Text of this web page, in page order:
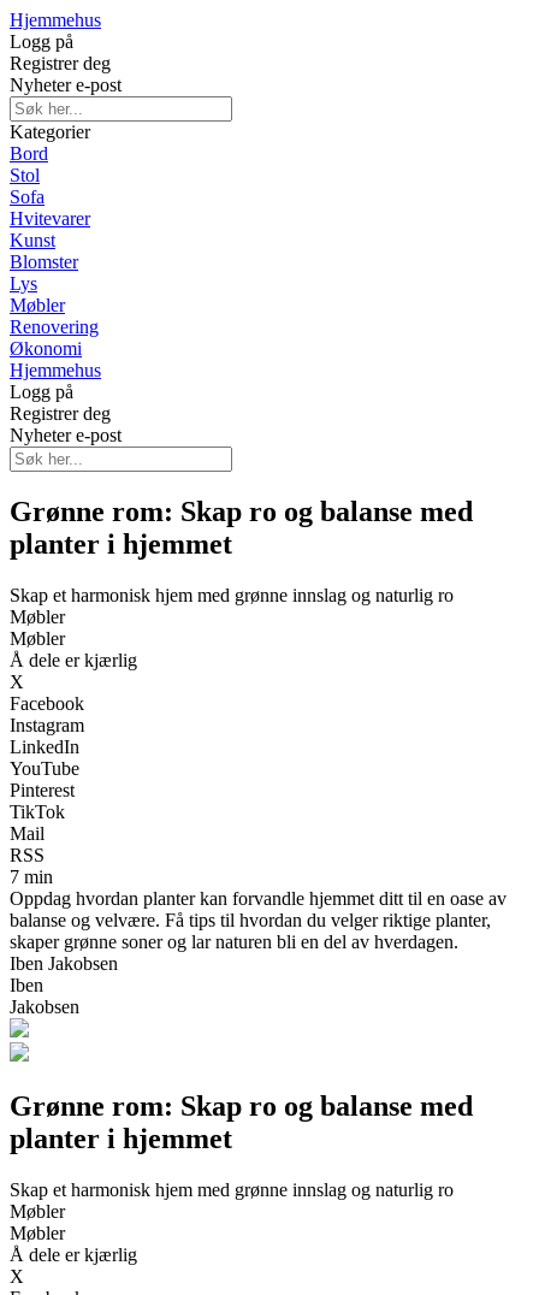
Hjemmehus
Logg på
Registrer deg
Nyheter e-post
Kategorier
Bord
Stol
Sofa
Hvitevarer
Kunst
Blomster
Lys
Møbler
Renovering
Økonomi
Hjemmehus
Logg på
Registrer deg
Nyheter e-post
Grønne rom: Skap ro og balanse med
planter i hjemmet
Skap et harmonisk hjem med grønne innslag og naturlig ro
Møbler
Møbler
Å dele er kjærlig
X
Facebook
Instagram
LinkedIn
YouTube
Pinterest
TikTok
Mail
RSS
7 min
Oppdag hvordan planter kan forvandle hjemmet ditt til en oase av
balanse og velvære. Få tips til hvordan du velger riktige planter,
skaper grønne soner og lar naturen bli en del av hverdagen.
Iben Jakobsen
Iben
Jakobsen
Grønne rom: Skap ro og balanse med
planter i hjemmet
Skap et harmonisk hjem med grønne innslag og naturlig ro
Møbler
Møbler
Å dele er kjærlig
X